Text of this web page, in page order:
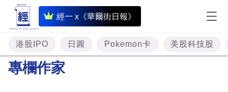
經一 x《華爾街日報》
即
時
財
經
港股IPO 日圓 Pokemon卡 美股科技股
專欄作家